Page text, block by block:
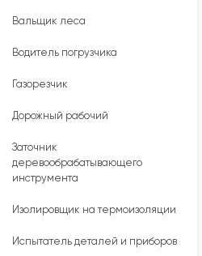
Вальщик леса
Водитель погрузчика
Газорезчик
Дорожный рабочий
Заточник
деревообрабатывающего
инструмента
Изолировщик на термоизоляции
Испытатель деталей и приборов